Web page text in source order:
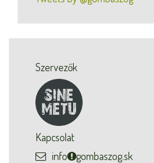
Szervezők
Kapcsolat
info
gombaszog.sk